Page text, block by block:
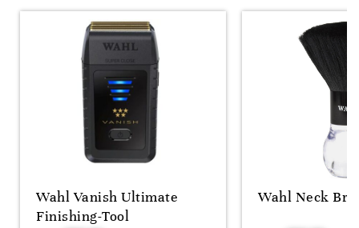
Wahl Vanish Ultimate
Finishing-Tool
Wahl Neck